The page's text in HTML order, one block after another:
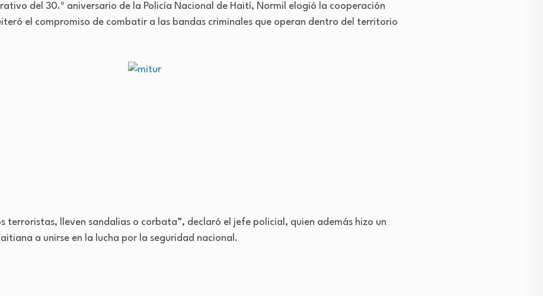
del 30.º aniversario de la Policía Nacional de Haití, Normil elogió la cooperación
el compromiso de combatir a las bandas criminales que operan dentro del territorio
terroristas, lleven sandalias o corbata”, declaró el jefe policial, quien además hizo un
a unirse en la lucha por la seguridad nacional.